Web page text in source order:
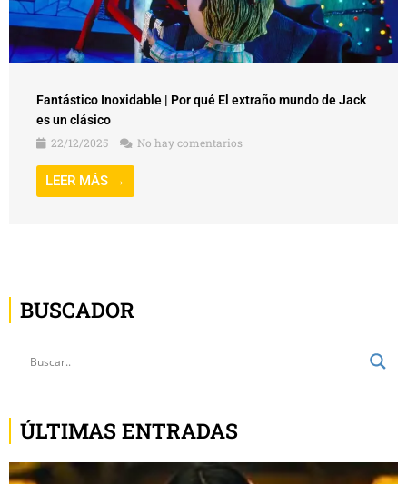
Fantástico Inoxidable | Por qué El extraño mundo de Jack
es un clásico
22/12/2025
No hay comentarios
LEER MÁS →
BUSCADOR
ÚLTIMAS ENTRADAS